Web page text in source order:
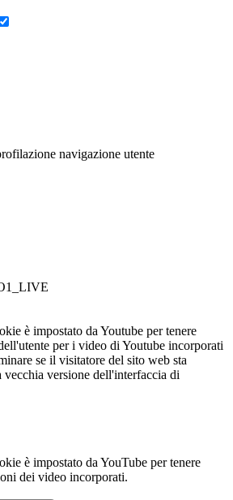
navigazione utente
è impostato da Youtube per tenere
per i video di Youtube incorporati
se il visitatore del sito web sta
versione dell'interfaccia di
è impostato da YouTube per tenere
dei video incorporati.